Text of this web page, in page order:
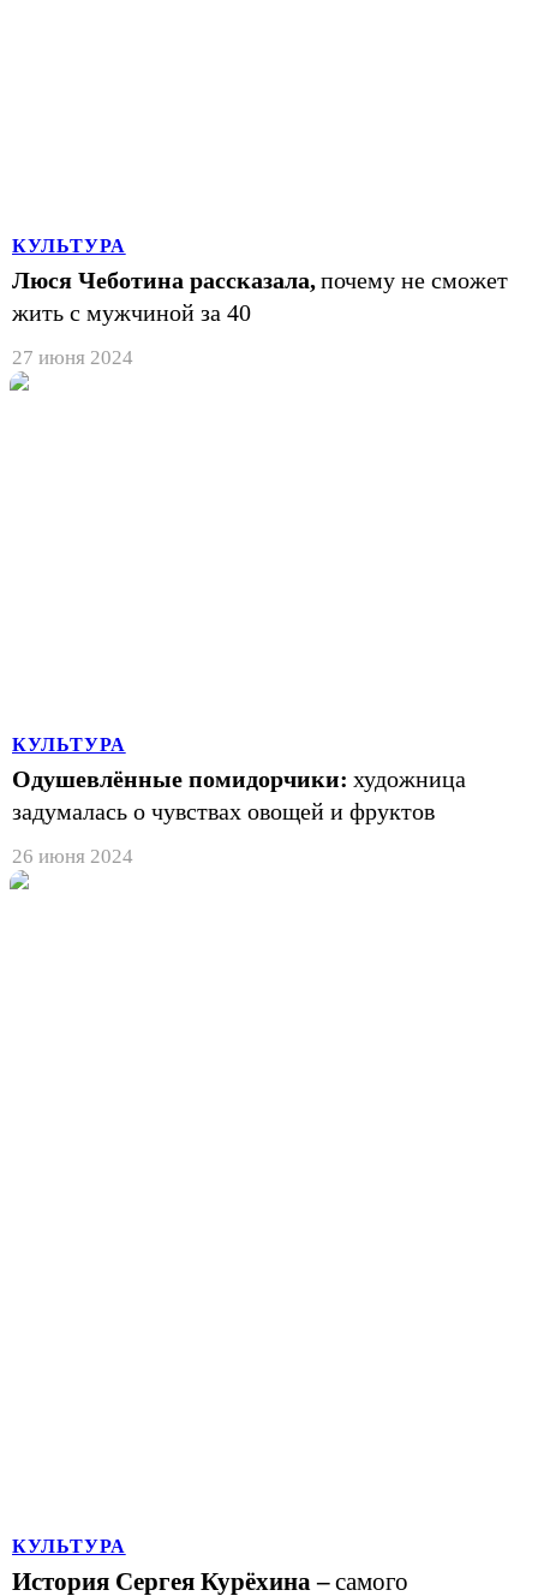
КУЛЬТУРА
Люся Чеботина рассказала,почему не сможет
жить с мужчиной за 40
27 июня 2024
КУЛЬТУРА
Одушевлённые помидорчики: художница
задумалась о чувствах овощей и фруктов
26 июня 2024
КУЛЬТУРА
История Сергея Курёхина –самого